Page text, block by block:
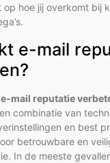
hoe jij overkomt bij
e-mail
e-mail reputatie
combinatie van
en best
betrouwbare en
In de meeste